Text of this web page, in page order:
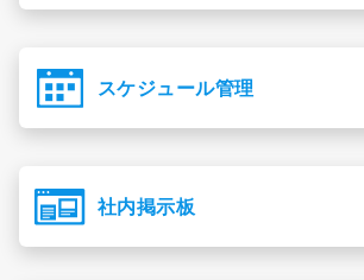
スケジュール管理
社内掲示板